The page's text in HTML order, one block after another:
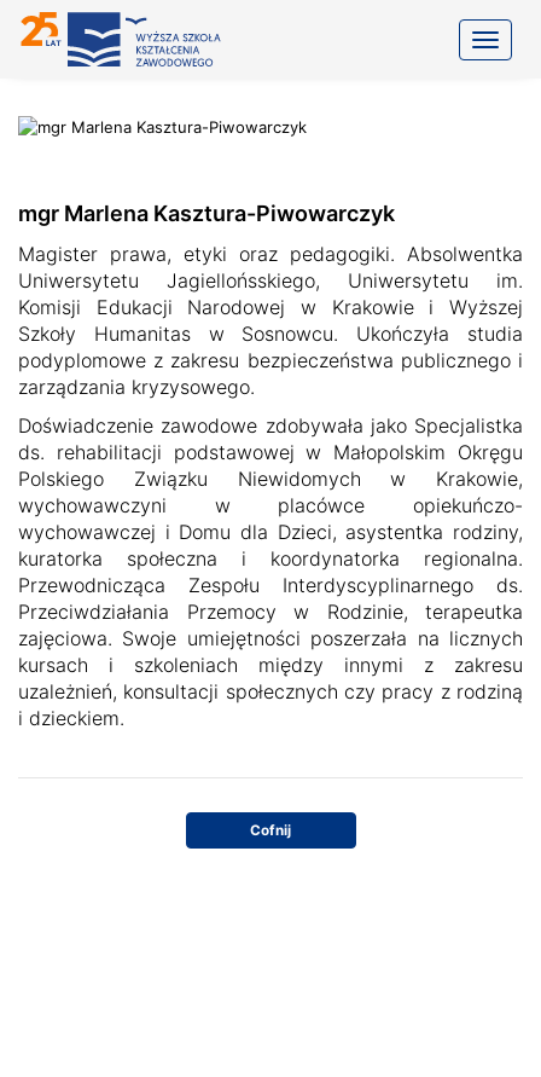
mgr Marlena Kasztura-Piwowarczyk
Magister prawa, etyki oraz pedagogiki. Absolwentka
Uniwersytetu Jagiellońsskiego, Uniwersytetu im.
Komisji Edukacji Narodowej w Krakowie i Wyższej
Szkoły Humanitas w Sosnowcu. Ukończyła studia
podyplomowe z zakresu bezpieczeństwa publicznego i
zarządzania kryzysowego.
Doświadczenie zawodowe zdobywała jako Specjalistka
ds. rehabilitacji podstawowej w Małopolskim Okręgu
Polskiego Związku Niewidomych w Krakowie,
wychowawczyni w placówce opiekuńczo-
wychowawczej i Domu dla Dzieci, asystentka rodziny,
kuratorka społeczna i koordynatorka regionalna.
Przewodnicząca Zespołu Interdyscyplinarnego ds.
Przeciwdziałania Przemocy w Rodzinie, terapeutka
zajęciowa. Swoje umiejętności poszerzała na licznych
kursach i szkoleniach między innymi z zakresu
uzależnień, konsultacji społecznych czy pracy z rodziną
i dzieckiem.